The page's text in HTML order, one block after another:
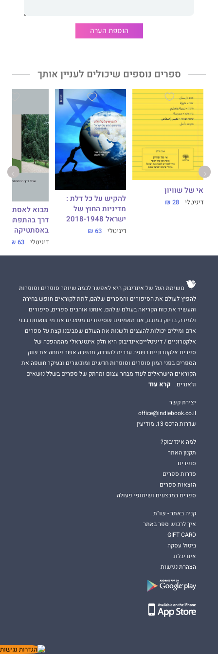
הספר מציע דיון מקורי במורשת התרבות האדריכלית בישראל ומזקק
ההישגים התכנוניים ואת הערכים החברתיים הייחודיים הגלומים בה.
הוספת הערה
ספרים נוספים שיכולים לעניין אותך
אי של שוויון
דיגיטלי 28 ₪
להקיש על כל דלת :
מדיניות החוץ של
ישראל 2018-1948
דיגיטלי 63 ₪
מבוא
דרך בהתפתחות
באסתטיקה
דיגיטלי 63 ₪
משימת העל של אינדיבוק היא לאפשר לכמה שיותר סופרים וסופרות
להפיץ לעולם את הסיפורים והמסרים שלהם, לתת לקוראים חופש בחירה
והעשיר את כוח הקריאה בעולם שלהם. אנחנו אוהבים ספרים, סיפורים
ולמידה, בדיוק כמוכם, אנו מאמינים שסיפורים מעצבים את מי שאנחנו כבני
אדם ומילים יכולות להעצים ולשנות את העולם שסביבנו.קצת על ספרים
אלקטרוניים / דיגיטלייםאינדיבוק היא חלק אינטגראלי מהמהפכה של
ספרים אלקטרוניים בשפה עברית להורדה, מהפכה אשר פתחה את שוק
הספרים בפני המון סופרים וסופרות חדשים ומוכשרים ובעיקר חשפה את
הקוראים הישראלים לעוד מבחר עצום ומרתק של ספרים בשלל נושאים
וז'אנרים.
קרא עוד
יצירת קשר
office@indiebook.co.il
שדרות הרכס 13, מודיעין
למה אינדיבוק?
תקנון האתר
סופרים
סדרות ספרים
הוצאות ספרים
ספרים במבצעים ושיתופי פעולה
קניה באתר - שו"ת
איך לרכוש ספר באתר
GIFT CARD
ביטול עסקה
אינדיבלוג
הצהרת נגישות